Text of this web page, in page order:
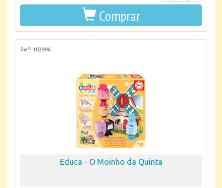
Comprar
Refª 103996
Educa - O Moinho da Quinta